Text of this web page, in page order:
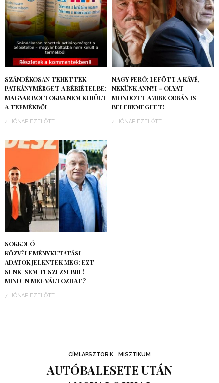
SZÁNDÉKOSAN TEHETTEK
PATKÁNYMÉRGET A BÉBIÉTELBE:
MAGYAR BOLTOKBA NEM KERÜLT
A TERMÉKBŐL
4 HÓNAP EZELŐTT
NAGY FERÓ: LEFŐTT A KÁVÉ,
NEKÜNK ANNYI – OLYAT
MONDOTT AMIBE ORBÁN IS
BELEREMEGHET!
4 HÓNAP EZELŐTT
SOKKOLÓ
KÖZVÉLEMÉNYKUTATÁSI
ADATOK JELENTEK MEG: EZT
SENKI SEM TESZI ZSEBRE!
MINDEN MEGVÁLTOZHAT?
7 HÓNAP EZELŐTT
CÍMLAPSZTORIK MISZTIKUM
AUTÓBALESETE UTÁN